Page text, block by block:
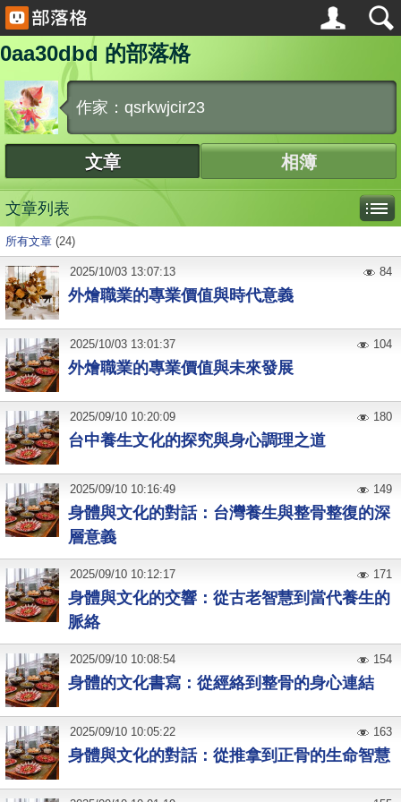
0aa30dbd 的部落格
作家：qsrkwjcir23
文章 相簿
文章列表
所有文章 (24)
外燴職業的專業價值與時代意義
2025/10/03 13:07:13 84
外燴職業的專業價值與未來發展
2025/10/03 13:01:37 104
台中養生文化的探究與身心調理之道
2025/09/10 10:20:09 180
身體與文化的對話：台灣養生與整骨整復的深
層意義
2025/09/10 10:16:49 149
身體與文化的交響：從古老智慧到當代養生的
脈絡
2025/09/10 10:12:17 171
身體的文化書寫：從經絡到整骨的身心連結
2025/09/10 10:08:54 154
身體與文化的對話：從推拿到正骨的生命智慧
2025/09/10 10:05:22 163